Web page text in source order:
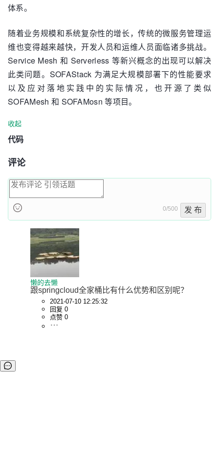
体系。
随着业务规模和系统复杂性的增长，传统的微服务管理运
维也变得越来越快，开发人员和运维人员面临诸多挑战。
Service Mesh 和 Serverless 等新兴概念的出现可以解决
此类问题。SOFAStack 为满足大规模部署下的性能要求
以及应对落地实践中的实际情况，也开源了类似
SOFAMesh 和 SOFAMosn 等项目。
收起
代码
评论
0/500 发 布
懒的去懒
跟springcloud全家桶比有什么优势和区别呢？
2021-07-10 12:25:32
回复 0
点赞 0